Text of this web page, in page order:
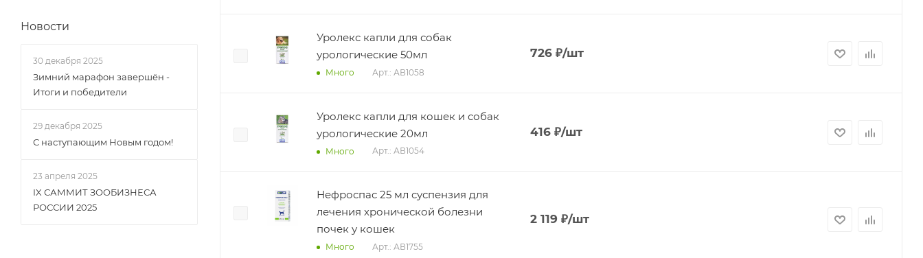
Уролекс капли для собак
урологические 50мл
Много Арт.: АВ1058
726₽/шт
Уролекс капли для кошек и собак
урологические 20мл
Много Арт.: АВ1054
416₽/шт
Нефроспас 25 мл суспензия для
лечения хронической болезни
почек у кошек
Много Арт.: АВ1755
2 119 ₽/шт
Новости
30 декабря 2025
Зимний марафон завершён -
Итоги и победители
29 декабря 2025
С наступающим Новым годом!
23 апреля 2025
IX САММИТ ЗООБИЗНЕСА
РОССИИ 2025